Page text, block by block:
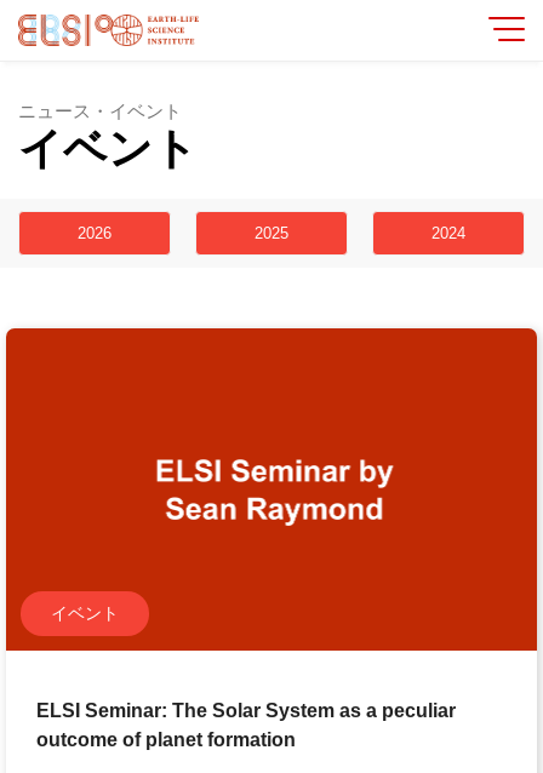
ニュース・イベント
イベント
2026 2025 2024
イベント
ELSI Seminar: The Solar System as a peculiar
outcome of planet formation